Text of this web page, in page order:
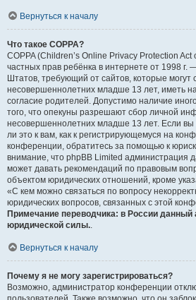
Вернуться к началу
Что такое COPPA?
COPPA (Children’s Online Privacy Protection
частных прав ребёнка в интернете от 1998
Штатов, требующий от сайтов, которые
несовершеннолетних младше 13 лет, иметь
согласие родителей. Допустимо наличие
того, что опекуны разрешают сбор личной
несовершеннолетних младше 13 лет. Если
ли это к вам, как к регистрирующемуся на
конференции, обратитесь за помощью к
внимание, что phpBB Limited администрация
может давать рекомендаций по правовым
объектом юридических отношений, кроме
«С кем можно связаться по вопросу
юридических вопросов, связанных с этой
Примечание переводчика: в России данный
юридической силы..
Вернуться к началу
Почему я не могу зарегистрироваться?
Возможно, администратор конференции